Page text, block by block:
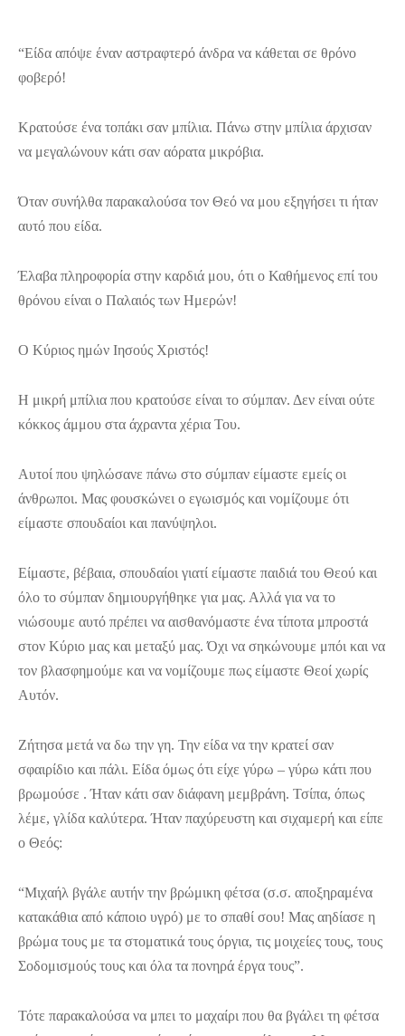
“Είδα απόψε έναν αστραφτερό άνδρα να κάθεται σε θρόνο
φοβερό!
Κρατούσε ένα τοπάκι σαν μπίλια. Πάνω στην μπίλια άρχισαν
να μεγαλώνουν κάτι σαν αόρατα μικρόβια.
Όταν συνήλθα παρακαλούσα τον Θεό να μου εξηγήσει τι ήταν
αυτό που είδα.
Έλαβα πληροφορία στην καρδιά μου, ότι ο Καθήμενος επί του
θρόνου είναι ο Παλαιός των Ημερών!
Ο Κύριος ημών Ιησούς Χριστός!
Η μικρή μπίλια που κρατούσε είναι το σύμπαν. Δεν είναι ούτε
κόκκος άμμου στα άχραντα χέρια Του.
Αυτοί που ψηλώσανε πάνω στο σύμπαν είμαστε εμείς οι
άνθρωποι. Μας φουσκώνει ο εγωισμός και νομίζουμε ότι
είμαστε σπουδαίοι και πανύψηλοι.
Είμαστε, βέβαια, σπουδαίοι γιατί είμαστε παιδιά του Θεού και
όλο το σύμπαν δημιουργήθηκε για μας. Αλλά για να το
νιώσουμε αυτό πρέπει να αισθανόμαστε ένα τίποτα μπροστά
στον Κύριο μας και μεταξύ μας. Όχι να σηκώνουμε μπόι και να
τον βλασφημούμε και να νομίζουμε πως είμαστε Θεοί χωρίς
Αυτόν.
Ζήτησα μετά να δω την γη. Την είδα να την κρατεί σαν
σφαιρίδιο και πάλι. Είδα όμως ότι είχε γύρω – γύρω κάτι που
βρωμούσε . Ήταν κάτι σαν διάφανη μεμβράνη. Τσίπα, όπως
λέμε, γλίδα καλύτερα. Ήταν παχύρευστη και σιχαμερή και είπε
ο Θεός:
“Μιχαήλ βγάλε αυτήν την βρώμικη φέτσα (σ.σ. αποξηραμένα
κατακάθια από κάποιο υγρό) με το σπαθί σου! Μας αηδίασε η
βρώμα τους με τα στοματικά τους όργια, τις μοιχείες τους, τους
Σοδομισμούς τους και όλα τα πονηρά έργα τους”.
Τότε παρακαλούσα να μπει το μαχαίρι που θα βγάλει τη φέτσα